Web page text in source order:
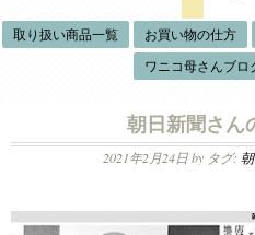
取り扱い商品一覧 お買い物の仕方
ワニコ母さんブロ
朝日新聞さん
2021年2月24日by タグ: